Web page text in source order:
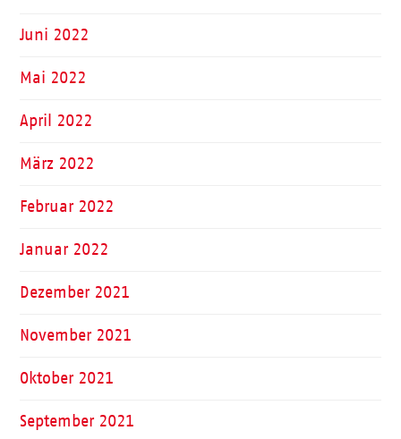
Juni 2022
Mai 2022
April 2022
März 2022
Februar 2022
Januar 2022
Dezember 2021
November 2021
Oktober 2021
September 2021